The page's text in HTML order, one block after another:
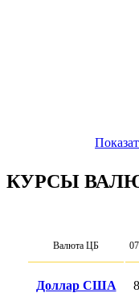
КУРСЫ
Валюта ЦБ
Доллар США